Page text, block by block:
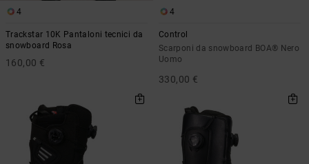
4
Trackstar 10K Pantaloni tecnici da
snowboard Rosa
160,00 €
4
Control
Scarponi da snowboard BOA® Nero
Uomo
330,00 €